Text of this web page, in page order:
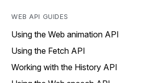
WEB API GUIDES
Using the Web animation API
Using the Fetch API
Working with the History API